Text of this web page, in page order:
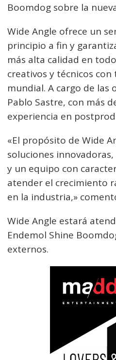
Boomdog sobre la
Wide Angle ofrece un
principio a fin y
más alta calidad en
creativos y técnicos con
mundial. A cargo de las
Pablo Sastre, con más
experiencia en
«El propósito de Wide
soluciones
y un equipo con
atender el crecimiento
en la industria,»
Wide Angle estará
Endemol Shine
externos.